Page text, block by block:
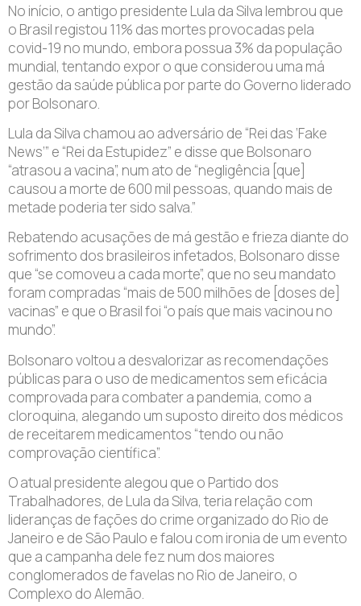
No início, o antigo presidente Lula da Silva lembrou que
o Brasil registou 11% das mortes provocadas pela
covid-19 no mundo, embora possua 3% da população
mundial, tentando expor o que considerou uma má
gestão da saúde pública por parte do Governo liderado
por Bolsonaro.
Lula da Silva chamou ao adversário de “Rei das ‘Fake
News’” e “Rei da Estupidez” e disse que Bolsonaro
“atrasou a vacina”, num ato de “negligência [que]
causou a morte de 600 mil pessoas, quando mais de
metade poderia ter sido salva.”
Rebatendo acusações de má gestão e frieza diante do
sofrimento dos brasileiros infetados, Bolsonaro disse
que “se comoveu a cada morte”, que no seu mandato
foram compradas “mais de 500 milhões de [doses de]
vacinas” e que o Brasil foi “o país que mais vacinou no
mundo”.
Bolsonaro voltou a desvalorizar as recomendações
públicas para o uso de medicamentos sem eficácia
comprovada para combater a pandemia, como a
cloroquina, alegando um suposto direito dos médicos
de receitarem medicamentos “tendo ou não
comprovação científica”.
O atual presidente alegou que o Partido dos
Trabalhadores, de Lula da Silva, teria relação com
lideranças de fações do crime organizado do Rio de
Janeiro e de São Paulo e falou com ironia de um evento
que a campanha dele fez num dos maiores
conglomerados de favelas no Rio de Janeiro, o
Complexo do Alemão.